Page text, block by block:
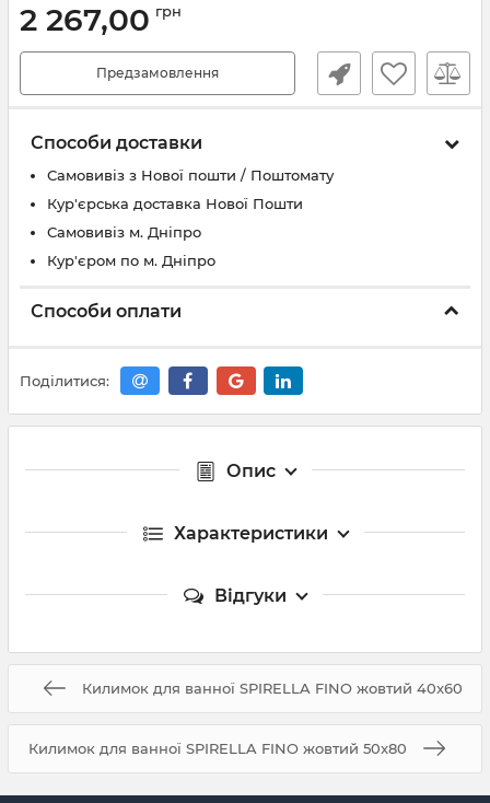
2 267,00 грн
Предзамовлення
Способи доставки
Самовивіз з Нової пошти / Поштомату
Кур'єрська доставка Нової Пошти
Самовивіз м. Дніпро
Кур'єром по м. Дніпро
Способи оплати
Поділитися:
Опис
Характеристики
Відгуки
Килимок для ванної SPIRELLA FINO жовтий 40x60
Килимок для ванної SPIRELLA FINO жовтий 50x80